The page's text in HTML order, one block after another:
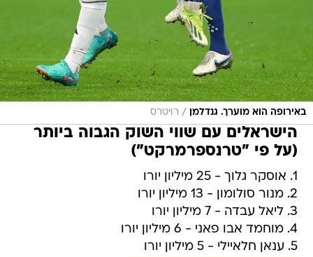
באירופה הוא מוערך. גנדלמן / רויטרס
הישראלים עם שווי השוק הגבוה ביותר
(על פי "טרנספרמרקט")
1. אוסקר גלוך - 25 מיליון יורו
2. מנור סולומון - 13 מיליון יורו
3. ליאל עבדה - 7 מיליון יורו
4. מוחמד אבו פאני - 6 מיליון יורו
5. ענאן חלאיילי - 5 מיליון יורו